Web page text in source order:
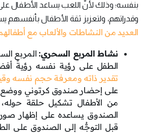
بنفسه؛ وذلك لأنَّ اللعب يساعد الأطفال
وقدراتهم، ولتعزيز ثقة الأطفال بأنفسهم
العديد من النشاطات والألعاب مع
نشاط المربع السحري: المربع
الطفل على رؤية نفسه رؤيةً
تقدير ذاته ومعرفة حجم نفسه
على إحضار صندوق كرتوني ووضع
من الأطفال تشكيل حلقة
الصندوق يساعده على إظهار
قبل التوجُّه إلى الصندوق على